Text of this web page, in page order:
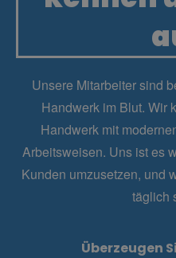
Unsere Mitarbeiter sind
Handwerk im Blut. Wir
Handwerk mit
Arbeitsweisen. Uns ist es
Kunden umzusetzen, und
täglich
Überzeugen